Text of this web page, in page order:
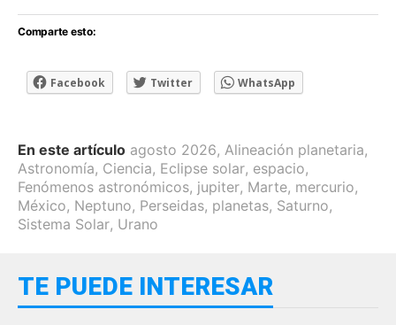
Comparte esto:
Facebook Twitter WhatsApp
En este artículo agosto 2026, Alineación planetaria,
Astronomía, Ciencia, Eclipse solar, espacio,
Fenómenos astronómicos, jupiter, Marte, mercurio,
México, Neptuno, Perseidas, planetas, Saturno,
Sistema Solar, Urano
TE PUEDE INTERESAR